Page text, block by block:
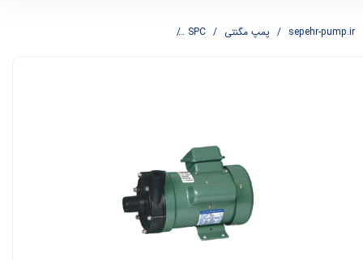
sepehr-pump.ir پمپ مگنتی SPC